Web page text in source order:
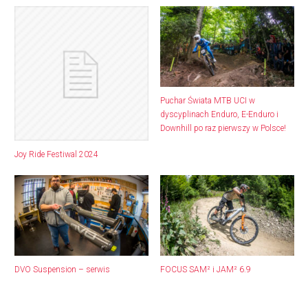
Joy Ride Festiwal 2024
Puchar Świata MTB UCI w
dyscyplinach Enduro, E-Enduro i
Downhill po raz pierwszy w Polsce!
DVO Suspension – serwis FOCUS SAM² i JAM² 6.9